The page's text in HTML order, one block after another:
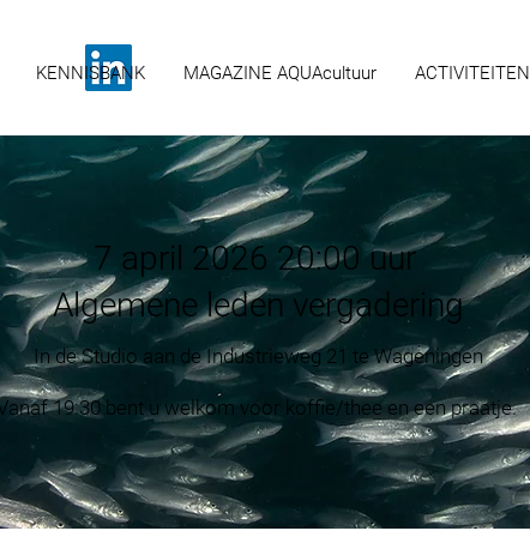
KENNISBANK MAGAZINE AQUAcultuur ACTIVITEITEN
7 april 2026 20:00 uur
Algemene leden vergadering
In de Studio aan de Industrieweg 21 te Wageningen
19:30 bent u welkom voor koffie/thee en een praatje.